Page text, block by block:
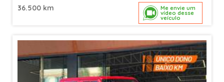
Me envie um
vídeo desse
veículo
36.500 km